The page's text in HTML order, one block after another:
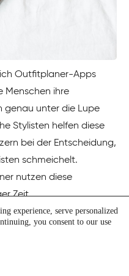
Outfitplaner-Apps
Menschen ihre
genau unter die Lupe
Stylisten helfen diese
bei der Entscheidung,
schmeichelt.
nutzen diese
Zeit.
Kleidung zu
Anwendungen
die auf bestimmte
experience, serve personalized
you consent to our use